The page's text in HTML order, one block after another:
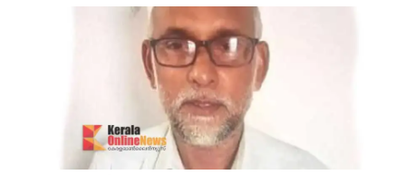
മൃതദേഹം തിരുവനന്തപുരത്തെ